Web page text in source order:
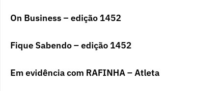
On Business – edição 1452
Fique Sabendo – edição 1452
Em evidência com RAFINHA – Atleta